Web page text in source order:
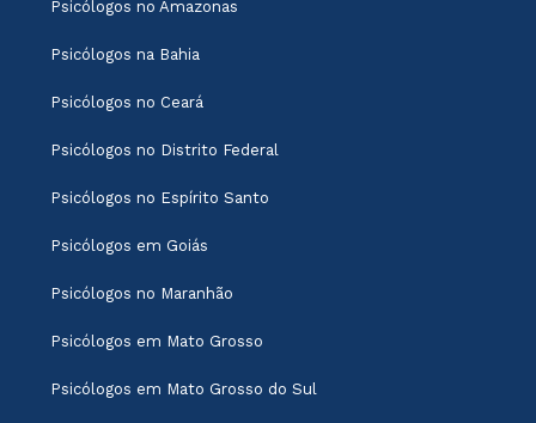
Psicólogos no Amazonas
Psicólogos na Bahia
Psicólogos no Ceará
Psicólogos no Distrito Federal
Psicólogos no Espírito Santo
Psicólogos em Goiás
Psicólogos no Maranhão
Psicólogos em Mato Grosso
Psicólogos em Mato Grosso do Sul